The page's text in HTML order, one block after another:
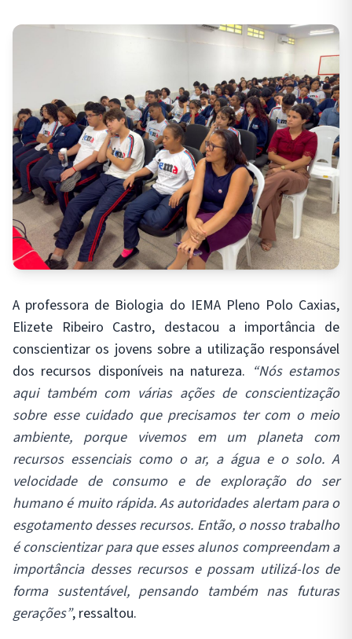
A professora de Biologia do IEMA Pleno Polo Caxias,
Elizete Ribeiro Castro, destacou a importância de
conscientizar os jovens sobre a utilização responsável
dos recursos disponíveis na natureza. “Nós estamos
aqui também com várias ações de conscientização
sobre esse cuidado que precisamos ter com o meio
ambiente, porque vivemos em um planeta com
recursos essenciais como o ar, a água e o solo. A
velocidade de consumo e de exploração do ser
humano é muito rápida. As autoridades alertam para o
esgotamento desses recursos. Então, o nosso trabalho
é conscientizar para que esses alunos compreendam a
importância desses recursos e possam utilizá-los de
forma sustentável, pensando também nas futuras
gerações”, ressaltou.